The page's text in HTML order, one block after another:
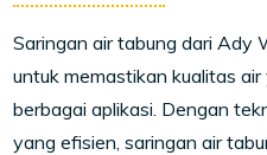
Saringan air tabung dari Ady
untuk memastikan kualitas
berbagai aplikasi. Dengan
yang efisien, saringan air